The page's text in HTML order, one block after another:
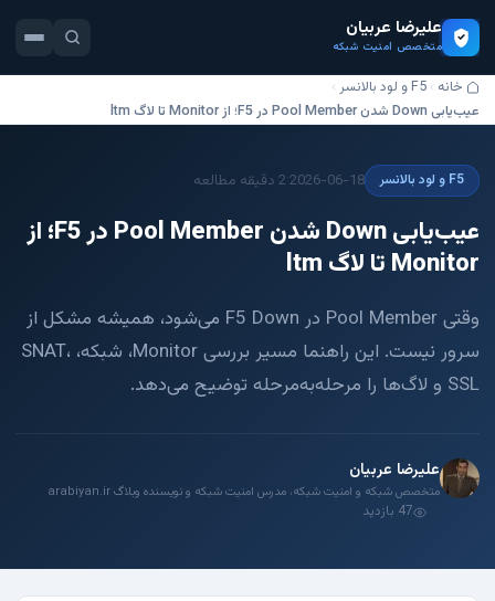
علیرضا عربیان
متخصص امنیت شبکه
خانه F5 و لود بالانسر
عیب‌یابی Down شدن Pool Member در F5؛ از Monitor تا لاگ ltm
F5 و لود بالانسر 2026-06-18
·2 دقیقه مطالعه
عیب‌یابی Down شدن Pool Member در F5؛ از
Monitor تا لاگ ltm
وقتی Pool Member در F5 Down می‌شود، همیشه مشکل از
سرور نیست. این راهنما مسیر بررسی Monitor، شبکه، SNAT،
SSL و لاگ‌ها را مرحله‌به‌مرحله توضیح می‌دهد.
علیرضا عربیان
متخصص شبکه و امنیت شبکه، مدرس امنیت شبکه و نویسنده وبلاگ arabiyan.ir
47 بازدید